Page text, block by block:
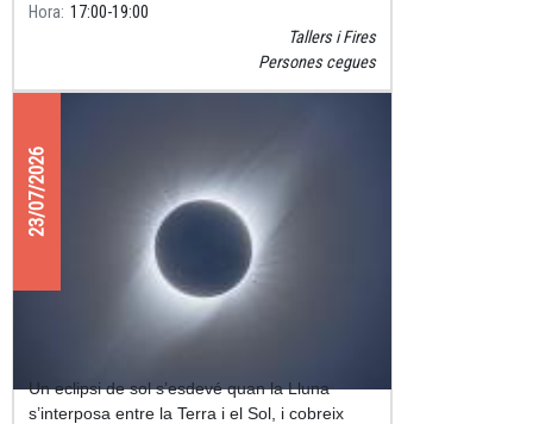
Hora 17:00 19:00
Tallers i Fires
Persones cegues
23/07/2026
CONFERÈNCIA “L’eclipsi del segle”
Un eclipsi de sol s’esdevé quan la Lluna
s’interposa entre la Terra i el Sol, i cobreix